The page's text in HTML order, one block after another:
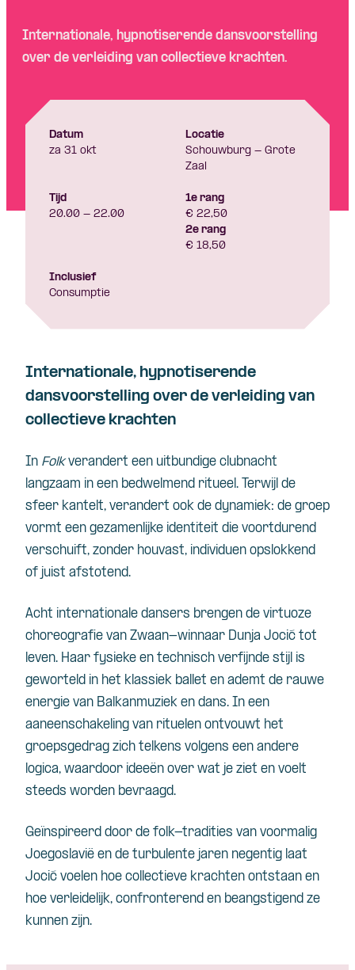
Internationale, hypnotiserende dansvoorstelling
over de verleiding van collectieve krachten.
Datum
za 31 okt
Locatie
Schouwburg - Grote
Zaal
Tijd
20.00 - 22.00
1e rang
€ 22,50
2e rang
€ 18,50
Inclusief
Consumptie
Internationale, hypnotiserende
dansvoorstelling over de verleiding van
collectieve krachten
In Folkverandert een uitbundige clubnacht
langzaam in een bedwelmend ritueel. Terwijl de
sfeer kantelt, verandert ook de dynamiek: de groep
vormt een gezamenlijke identiteit die voortdurend
verschuift, zonder houvast, individuen opslokkend
of juist afstotend.
Acht internationale dansers brengen de virtuoze
choreografie van Zwaan-winnaar Dunja Jocić tot
leven. Haar fysieke en technisch verfijnde stijl is
geworteld in het klassiek ballet en ademt de rauwe
energie van Balkanmuziek en dans. In een
aaneenschakeling van rituelen ontvouwt het
groepsgedrag zich telkens volgens een andere
logica, waardoor ideeën over wat je ziet en voelt
steeds worden bevraagd.
Geïnspireerd door de folk-tradities van voormalig
Joegoslavië en de turbulente jaren negentig laat
Jocić voelen hoe collectieve krachten ontstaan en
hoe verleidelijk, confronterend en beangstigend ze
kunnen zijn.